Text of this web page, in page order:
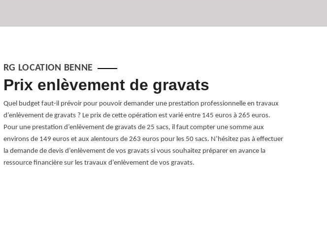
RG LOCATION BENNE
Prix enlèvement de gravats
Quel budget faut-il prévoir pour pouvoir demander une prestation professionnelle en travaux
d’enlèvement de gravats ? Le prix de cette opération est varié entre 145 euros à 265 euros.
Pour une prestation d’enlèvement de gravats de 25 sacs, il faut compter une somme aux
environs de 149 euros et aux alentours de 263 euros pour les 50 sacs. N’hésitez pas à effectuer
la demande de devis d’enlèvement de vos gravats si vous souhaitez préparer en avance la
ressource financière sur les travaux d’enlèvement de vos gravats.